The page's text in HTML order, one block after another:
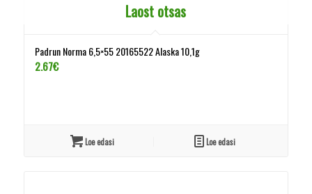
Laost otsas
Padrun Norma 6,5×55 20165522 Alaska 10,1g
2.67€
Loe edasi Loe edasi